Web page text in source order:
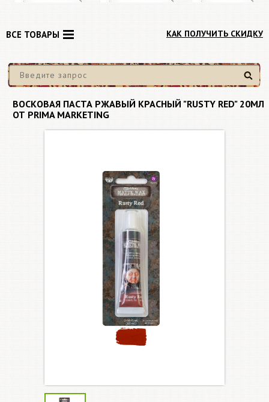
КАК ПОЛУЧИТЬ СКИДКУ
Найти
ВСЕ ТОВАРЫ
ВОСКОВАЯ ПАСТА РЖАВЫЙ КРАСНЫЙ "RUSTY RED" 20МЛ
ОТ PRIMA MARKETING